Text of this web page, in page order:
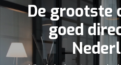
De grootste
goed